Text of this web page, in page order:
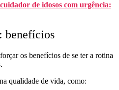
de idosos com urgência:
benefícios
os benefícios de se ter a rotina
qualidade de vida, como: